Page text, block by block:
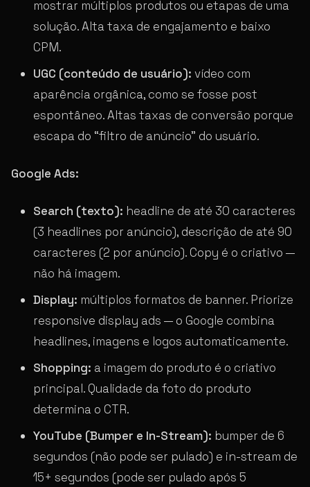
mostrar múltiplos produtos ou etapas de uma
solução. Alta taxa de engajamento e baixo
CPM.
UGC (conteúdo de usuário): vídeo com
aparência orgânica, como se fosse post
espontâneo. Altas taxas de conversão porque
escapa do “filtro de anúncio” do usuário.
Google Ads:
Search (texto): headline de até 30 caracteres
(3 headlines por anúncio), descrição de até 90
caracteres (2 por anúncio). Copy é o criativo —
não há imagem.
Display: múltiplos formatos de banner. Priorize
responsive display ads — o Google combina
headlines, imagens e logos automaticamente.
Shopping: a imagem do produto é o criativo
principal. Qualidade da foto do produto
determina o CTR.
YouTube (Bumper e In-Stream): bumper de 6
segundos (não pode ser pulado) e in-stream de
15+ segundos (pode ser pulado após 5